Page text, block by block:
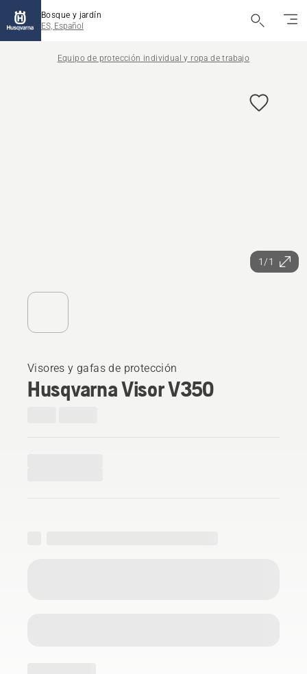
Bosque y jardín
ES, Español
Equipo de protección individual y ropa de trabajo
1/1
Visores y gafas de protección
Husqvarna Visor V350